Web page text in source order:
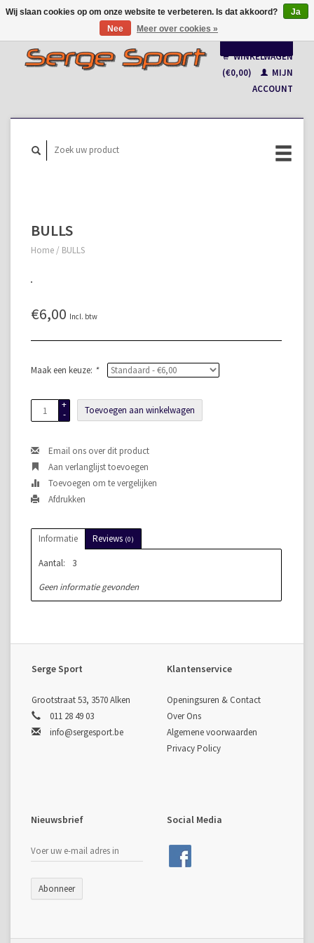
Français
WINKELWAGEN
(€0,00)
MIJN
ACCOUNT
BULLS
Home / BULLS
€6,00 Incl. btw
Maak een keuze: *
+
-
Toevoegen aan winkelwagen
Email ons over dit product
Aan verlanglijst toevoegen
Toevoegen om te vergelijken
Afdrukken
Informatie Reviews (0)
Aantal:
3
Geen informatie gevonden
Serge Sport
Grootstraat 53, 3570 Alken
011 28 49 03
info@sergesport.be
Klantenservice
Openingsuren & Contact
Over Ons
Algemene voorwaarden
Privacy Policy
Nieuwsbrief
Abonneer
Social Media
Wij slaan cookies op om onze website te verbeteren. Is dat akkoord?
Ja
Nee
Meer over cookies »